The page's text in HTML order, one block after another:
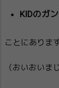
KIDのガ
ことにあります
（おいおいま